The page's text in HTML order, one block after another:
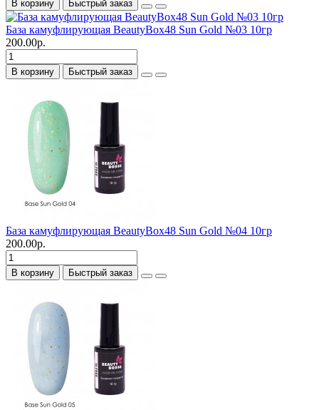
В корзину Быстрый заказ
База камуфлирующая BeautyBox48 Sun Gold №03 10гр
200.00р.
В корзину Быстрый заказ
База камуфлирующая BeautyBox48 Sun Gold №04 10гр
200.00р.
В корзину Быстрый заказ